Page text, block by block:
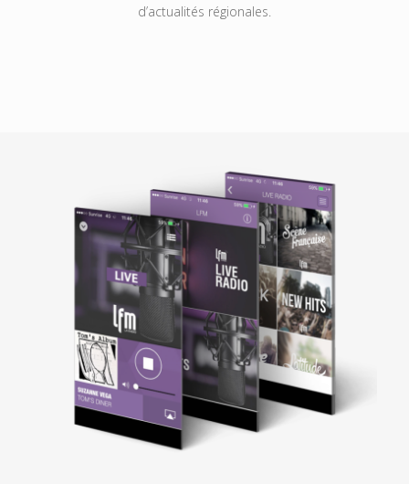
d’actualités régionales.